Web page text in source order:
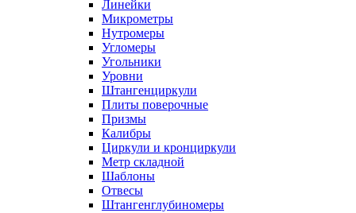
Линейки
Микрометры
Нутромеры
Угломеры
Угольники
Уровни
Штангенциркули
Плиты поверочные
Призмы
Калибры
Циркули и кронциркули
Метр складной
Шаблоны
Отвесы
Штангенглубиномеры